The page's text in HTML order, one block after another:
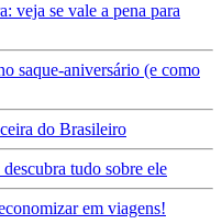
veja se vale a pena para
saque-aniversário (e como
do Brasileiro
tudo sobre ele
em viagens!